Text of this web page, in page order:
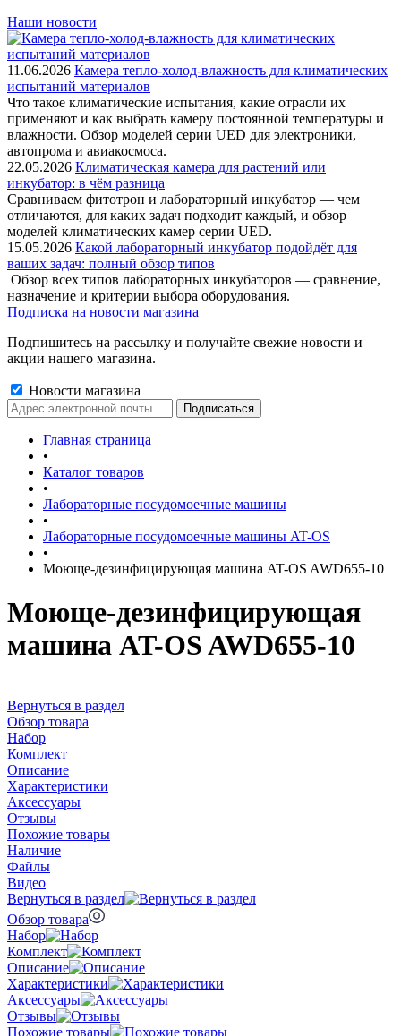
Наши новости
11.06.2026 Камера тепло-холод-влажность для климатических
испытаний материалов
Что такое климатические испытания, какие отрасли их
применяют и как выбрать камеру постоянной температуры и
влажности. Обзор моделей серии UED для электроники,
автопрома и авиакосмоса.
22.05.2026 Климатическая камера для растений или
инкубатор: в чём разница
Сравниваем фитотрон и лабораторный инкубатор — чем
отличаются, для каких задач подходит каждый, и обзор
моделей климатических камер серии UED.
15.05.2026 Какой лабораторный инкубатор подойдёт для
ваших задач: полный обзор типов
Обзор всех типов лабораторных инкубаторов — сравнение,
назначение и критерии выбора оборудования.
Подписка на новости магазина
Подпишитесь на рассылку и получайте свежие новости и
акции нашего магазина.
Новости магазина
Главная страница
•
Каталог товаров
•
Лабораторные посудомоечные машины
•
Лабораторные посудомоечные машины AT-OS
•
Моюще-дезинфицирующая машина AT-OS AWD655-10
Моюще-дезинфицирующая
машина AT-OS AWD655-10
Вернуться в раздел
Обзор товара
Набор
Комплект
Описание
Характеристики
Аксессуары
Отзывы
Похожие товары
Наличие
Файлы
Видео
Вернуться в раздел
Обзор товара
Набор
Комплект
Описание
Характеристики
Аксессуары
Отзывы
Похожие товары